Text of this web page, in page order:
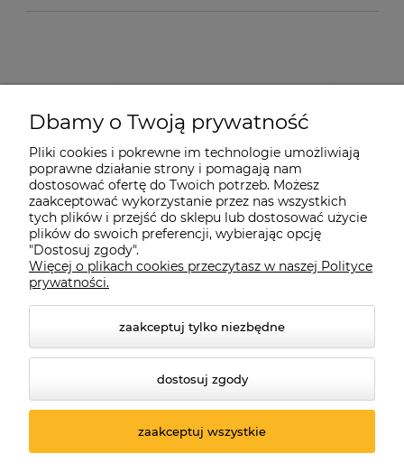
© 2026 suprabike.pl. Wszelkie prawa zastrzeżone.
Styl graficzny ShopGadget.pl Sklep internetowy Shoper.pl
Dbamy o Twoją prywatność
Pliki cookies i pokrewne im technologie umożliwiają
poprawne działanie strony i pomagają nam
dostosować ofertę do Twoich potrzeb. Możesz
zaakceptować wykorzystanie przez nas wszystkich
tych plików i przejść do sklepu lub dostosować użycie
plików do swoich preferencji, wybierając opcję
"Dostosuj zgody".
Więcej o plikach cookies przeczytasz w naszej Polityce
prywatności.
zaakceptuj tylko niezbędne
dostosuj zgody
zaakceptuj wszystkie